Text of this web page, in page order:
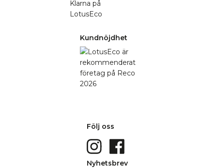
Kundnöjdhet
Följ oss
Nyhetsbrev